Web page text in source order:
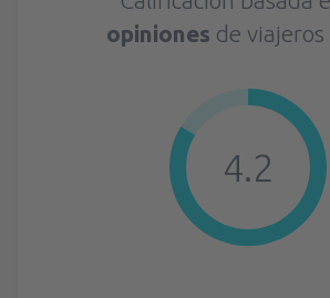
opiniones de viajeros
4.2